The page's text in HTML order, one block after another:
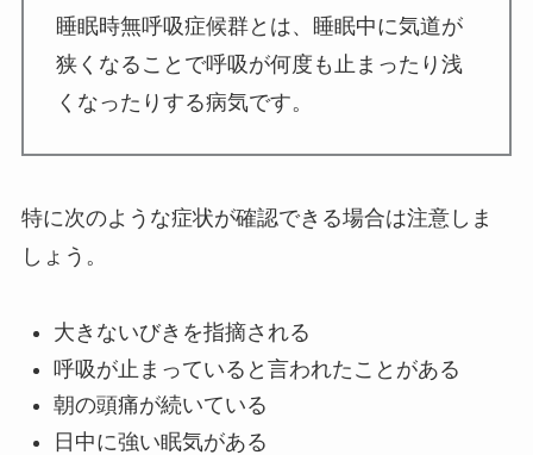
睡眠時無呼吸症候群とは、睡眠中に気道が
狭くなることで呼吸が何度も止まったり浅
くなったりする病気です。
特に次のような症状が確認できる場合は注意しま
しょう。
大きないびきを指摘される
呼吸が止まっていると言われたことがある
朝の頭痛が続いている
日中に強い眠気がある